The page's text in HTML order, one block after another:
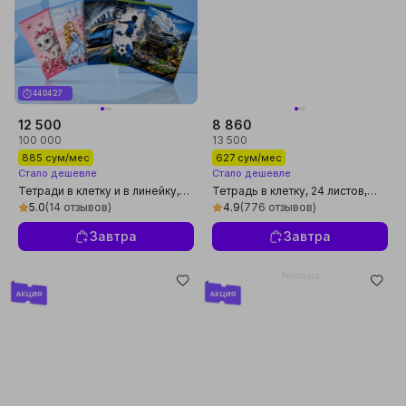
44:04:26
12 500
100 000
885 сум/мес
Стало дешевле
Тетради в клетку и в линейку,
36 листов, белая бумага,
наборы по 5, 10 и 15 штук
5.0(14 отзывов)
Завтра
8 860
13 500
627 сум/мес
Стало дешевле
Тетрадь в клетку, 24 листов,
жёлтая листовка, 5 шт
4.9(776 отзывов)
Завтра